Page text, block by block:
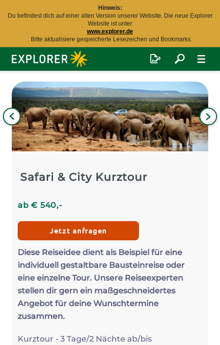
Hinweis:
Du befindest dich auf einer alten Version unserer Website. Die neue Explorer
Website ist unter
www.explorer.de
. Bitte aktualisiere gespeicherte Lesezeichen und Bookmarks.
Explorer
Fernreisen
Safari & City Kurztour
ab€ 540,-
Jetzt anfragen
Diese Reiseidee dient als Beispiel für eine
individuell gestaltbare Bausteinreise oder
eine einzelne Tour. Unsere Reiseexperten
stellen dir gern ein maßgeschneidertes
Angebot für deine Wunschtermine
zusammen.
Kurztour - 3 Tage/2 Nächte ab/bis